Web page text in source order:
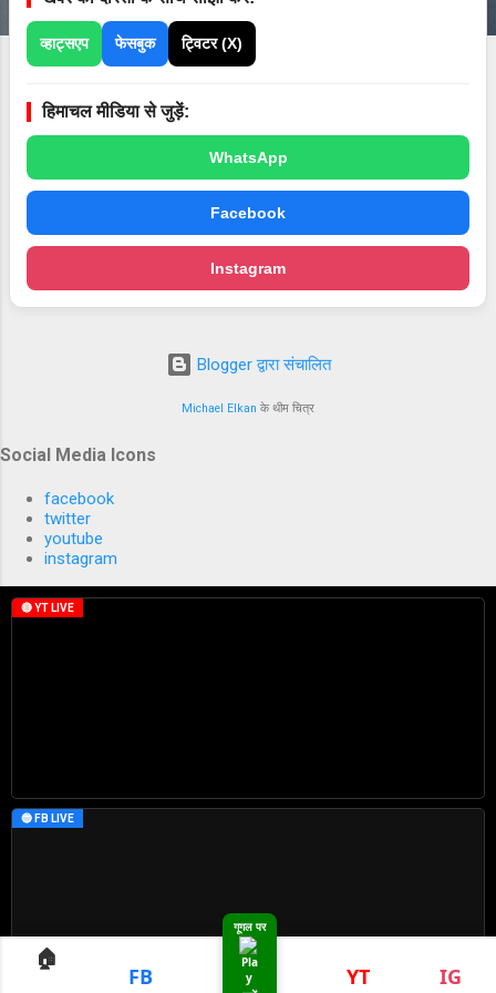
व्हाट्सएप फेसबुक ट्विटर (X)
हिमाचल मीडिया से जुड़ें:
WhatsApp
Facebook
Instagram
Blogger द्वारा संचालित
Michael Elkan के थीम चित्र
Social Media Icons
facebook
twitter
youtube
instagram
🏠
FB
गूगल पर
YT IG
🔴 YT LIVE
🔵 FB LIVE